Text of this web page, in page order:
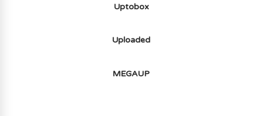
Uptobox
Uploaded
MEGAUP